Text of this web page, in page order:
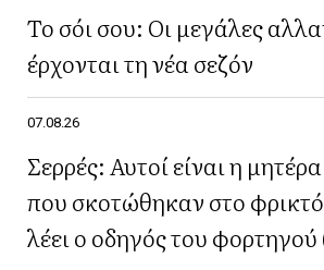
Το σόι σου: Οι μεγάλες
έρχονται τη νέα σεζόν
07.08.26
Σερρές: Αυτοί είναι η
που σκοτώθηκαν στο φρικτό
λέει ο οδηγός του φορτηγού